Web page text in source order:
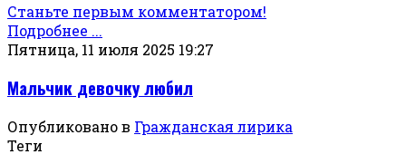
Станьте первым комментатором!
Подробнее ...
Пятница, 11 июля 2025 19:27
Мальчик девочку любил
Опубликовано в Гражданская лирика
Теги